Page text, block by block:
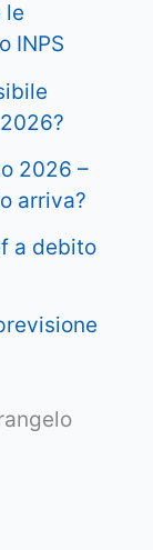
le
INPS
2026 –
arriva?
a debito